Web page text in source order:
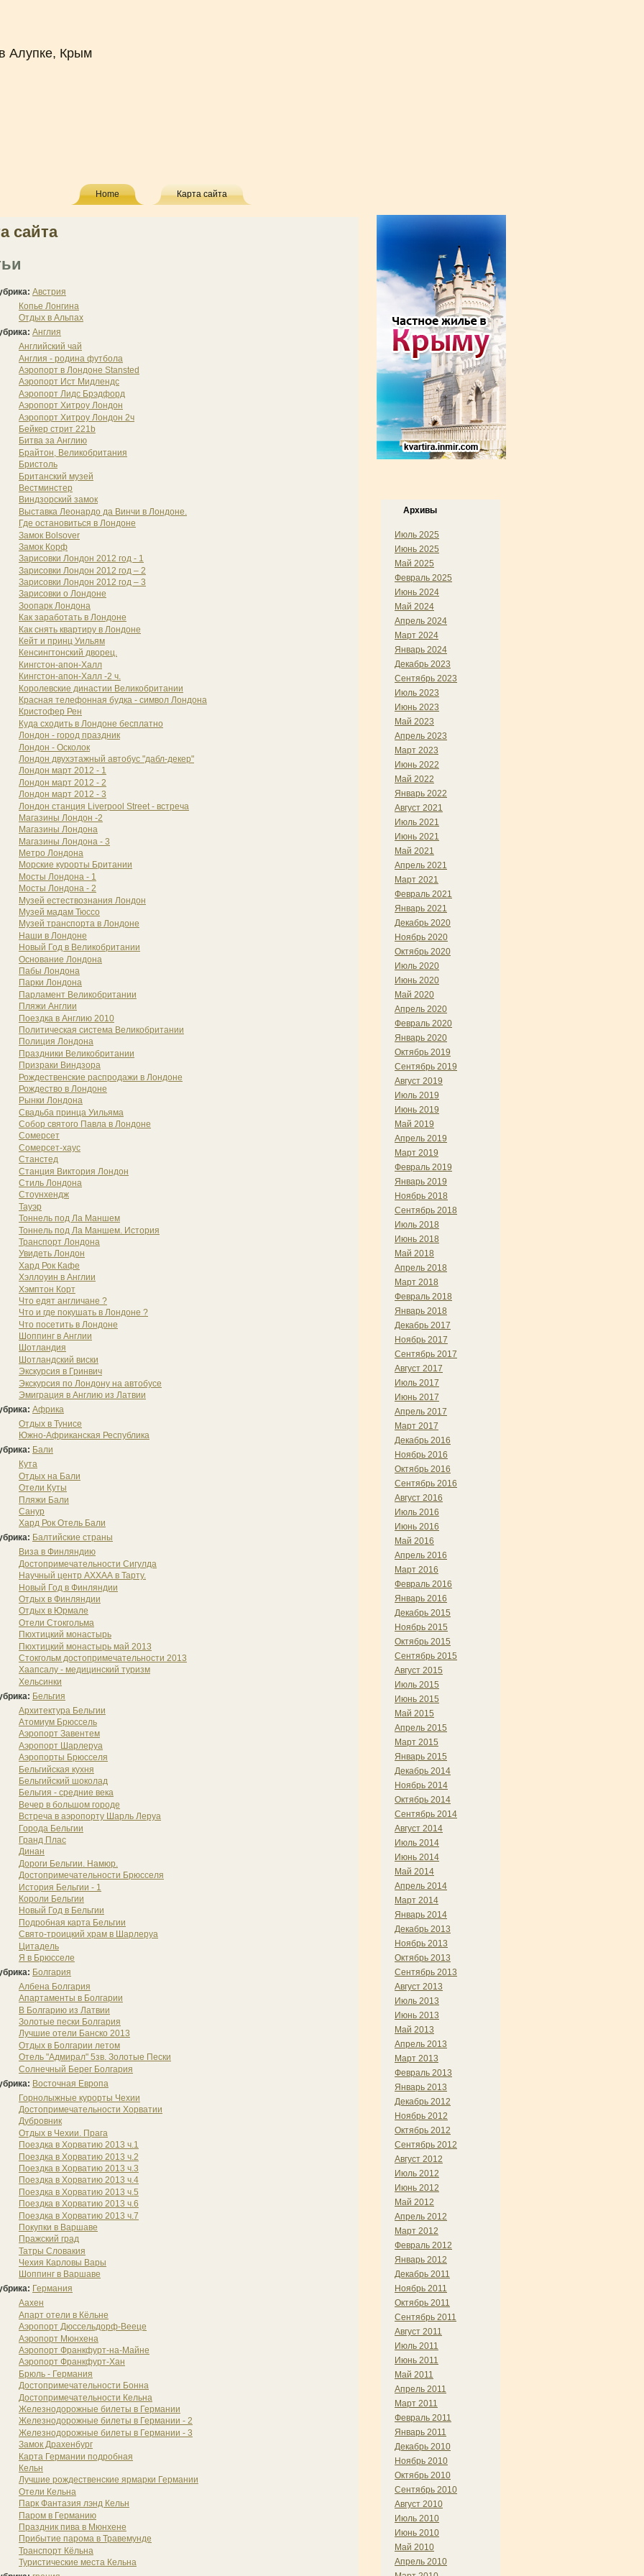
Алупке, Крым
Home Карта сайта
сайта
Австрия
Копье Лонгина
Отдых в Альпах
Англия
Английский чай
Англия - родина футбола
Аэропорт в Лондоне Stansted
Аэропорт Ист Мидлендс
Аэропорт Лидс Брэдфорд
Аэропорт Хитроу Лондон
Аэропорт Хитроу Лондон 2ч
Бейкер стрит 221b
Битва за Англию
Брайтон, Великобритания
Бристоль
Британский музей
Вестминстер
Виндзорский замок
Выставка Леонардо да Винчи в Лондоне.
Где остановиться в Лондоне
Замок Bolsover
Замок Корф
Зарисовки Лондон 2012 год - 1
Зарисовки Лондон 2012 год – 2
Зарисовки Лондон 2012 год – 3
Зарисовки о Лондоне
Зоопарк Лондона
Как заработать в Лондоне
Как снять квартиру в Лондоне
Кейт и принц Уильям
Кенсингтонский дворец.
Кингстон-апон-Халл
Кингстон-апон-Халл -2 ч.
Королевские династии Великобритании
Красная телефонная будка - символ Лондона
Кристофер Рен
Куда сходить в Лондоне бесплатно
Лондон - город праздник
Лондон - Осколок
Лондон двухэтажный автобус "дабл-декер"
Лондон март 2012 - 1
Лондон март 2012 - 2
Лондон март 2012 - 3
Лондон станция Liverpool Street - встреча
Магазины Лондон -2
Магазины Лондона
Магазины Лондона - 3
Метро Лондона
Морские курорты Британии
Мосты Лондона - 1
Мосты Лондона - 2
Музей естествознания Лондон
Музей мадам Тюссо
Музей транспорта в Лондоне
Наши в Лондоне
Новый Год в Великобритании
Основание Лондона
Пабы Лондона
Парки Лондона
Парламент Великобритании
Пляжи Англии
Поездка в Англию 2010
Политическая система Великобритании
Полиция Лондона
Праздники Великобритании
Призраки Виндзора
Рождественские распродажи в Лондоне
Рождество в Лондоне
Рынки Лондона
Свадьба принца Уильяма
Собор святого Павла в Лондоне
Сомерсет
Сомерсет-хаус
Станстед
Станция Виктория Лондон
Стиль Лондона
Стоунхендж
Тауэр
Тоннель под Ла Маншем
Тоннель под Ла Маншем. История
Транспорт Лондона
Увидеть Лондон
Хард Рок Кафе
Хэллоуин в Англии
Хэмптон Корт
Что едят англичане ?
Что и где покушать в Лондоне ?
Что посетить в Лондоне
Шоппинг в Англии
Шотландия
Шотландский виски
Экскурсия в Гринвич
Экскурсия по Лондону на автобусе
Эмиграция в Англию из Латвии
Африка
Отдых в Тунисе
Южно-Африканская Республика
Бали
Кута
Отдых на Бали
Отели Куты
Пляжи Бали
Санур
Хард Рок Отель Бали
Балтийские страны
Виза в Финляндию
Достопримечательности Сигулда
Научный центр АXXАА в Тарту.
Новый Год в Финляндии
Отдых в Финляндии
Отдых в Юрмале
Отели Стокгольма
Пюхтицкий монастырь
Пюхтицкий монастырь май 2013
Стокгольм достопримечательности 2013
Хаапсалу - медицинский туризм
Хельсинки
Бельгия
Архитектура Бельгии
Атомиум Брюссель
Аэропорт Завентем
Аэропорт Шарлеруа
Аэропорты Брюсселя
Бельгийская кухня
Бельгийский шоколад
Бельгия - средние века
Вечер в большом городе
Встреча в аэропорту Шарль Леруа
Города Бельгии
Гранд Плас
Динан
Дороги Бельгии. Намюр.
Достопримечательности Брюсселя
История Бельгии - 1
Короли Бельгии
Новый Год в Бельгии
Подробная карта Бельгии
Свято-троицкий храм в Шарлеруа
Цитадель
Я в Брюсселе
Болгария
Албена Болгария
Апартаменты в Болгарии
В Болгарию из Латвии
Золотые пески Болгария
Лучшие отели Банско 2013
Отдых в Болгарии летом
Отель "Адмирал" 5зв. Золотые Пески
Солнечный Берег Болгария
Восточная Европа
Горнолыжные курорты Чехии
Достопримечательности Хорватии
Дубровник
Отдых в Чехии. Прага
Поездка в Хорватию 2013 ч.1
Поездка в Хорватию 2013 ч.2
Поездка в Хорватию 2013 ч.3
Поездка в Хорватию 2013 ч.4
Поездка в Хорватию 2013 ч.5
Поездка в Хорватию 2013 ч.6
Поездка в Хорватию 2013 ч.7
Покупки в Варшаве
Пражский град
Татры Словакия
Чехия Карловы Вары
Шоппинг в Варшаве
Германия
Аахен
Апарт отели в Кёльне
Аэропорт Дюссельдорф-Вееце
Аэропорт Мюнхена
Аэропорт Франкфурт-на-Майне
Аэропорт Франкфурт-Хан
Брюль - Германия
Достопримечательности Бонна
Достопримечательности Кельна
Железнодорожные билеты в Германии
Железнодорожные билеты в Германии - 2
Железнодорожные билеты в Германии - 3
Замок Драхенбург
Карта Германии подробная
Кельн
Лучшие рождественские ярмарки Германии
Отели Кельна
Парк Фантазия лэнд Кельн
Паром в Германию
Праздник пива в Мюнхене
Прибытие парома в Травемунде
Транспорт Кёльна
Туристические места Кельна
Архивы
Июль 2025
Июнь 2025
Май 2025
Февраль 2025
Июнь 2024
Май 2024
Апрель 2024
Март 2024
Январь 2024
Декабрь 2023
Сентябрь 2023
Июль 2023
Июнь 2023
Май 2023
Апрель 2023
Март 2023
Июнь 2022
Май 2022
Январь 2022
Август 2021
Июль 2021
Июнь 2021
Май 2021
Апрель 2021
Март 2021
Февраль 2021
Январь 2021
Декабрь 2020
Ноябрь 2020
Октябрь 2020
Июль 2020
Июнь 2020
Май 2020
Апрель 2020
Февраль 2020
Январь 2020
Октябрь 2019
Сентябрь 2019
Август 2019
Июль 2019
Июнь 2019
Май 2019
Апрель 2019
Март 2019
Февраль 2019
Январь 2019
Ноябрь 2018
Сентябрь 2018
Июль 2018
Июнь 2018
Май 2018
Апрель 2018
Март 2018
Февраль 2018
Январь 2018
Декабрь 2017
Ноябрь 2017
Сентябрь 2017
Август 2017
Июль 2017
Июнь 2017
Апрель 2017
Март 2017
Декабрь 2016
Ноябрь 2016
Октябрь 2016
Сентябрь 2016
Август 2016
Июль 2016
Июнь 2016
Май 2016
Апрель 2016
Март 2016
Февраль 2016
Январь 2016
Декабрь 2015
Ноябрь 2015
Октябрь 2015
Сентябрь 2015
Август 2015
Июль 2015
Июнь 2015
Май 2015
Апрель 2015
Март 2015
Январь 2015
Декабрь 2014
Ноябрь 2014
Октябрь 2014
Сентябрь 2014
Август 2014
Июль 2014
Июнь 2014
Май 2014
Апрель 2014
Март 2014
Январь 2014
Декабрь 2013
Ноябрь 2013
Октябрь 2013
Сентябрь 2013
Август 2013
Июль 2013
Июнь 2013
Май 2013
Апрель 2013
Март 2013
Февраль 2013
Январь 2013
Декабрь 2012
Ноябрь 2012
Октябрь 2012
Сентябрь 2012
Август 2012
Июль 2012
Июнь 2012
Май 2012
Апрель 2012
Март 2012
Февраль 2012
Январь 2012
Декабрь 2011
Ноябрь 2011
Октябрь 2011
Сентябрь 2011
Август 2011
Июль 2011
Июнь 2011
Май 2011
Апрель 2011
Март 2011
Февраль 2011
Январь 2011
Декабрь 2010
Ноябрь 2010
Октябрь 2010
Сентябрь 2010
Август 2010
Июль 2010
Июнь 2010
Май 2010
Апрель 2010